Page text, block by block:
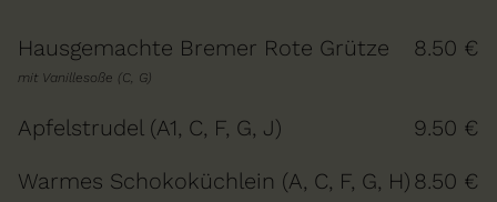
Hausgemachte Bremer Rote Grütze
mit Vanillesoße (C, G)
8.50 €
Apfelstrudel (A1, C, F, G, J)
9.50 €
Warmes Schokoküchlein (A, C, F, G, H) 8.50 €